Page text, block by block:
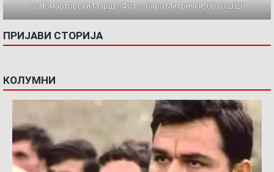
Осмомартовски Марш / Фото: Сара Митрички, 08.03.2026
ПРИЈАВИ СТОРИЈА
КОЛУМНИ